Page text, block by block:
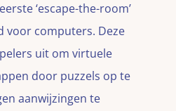
‘escape-the-room’
voor computers. Deze
uit om virtuele
door puzzels op te
aanwijzingen te